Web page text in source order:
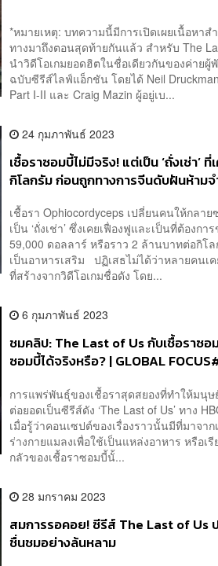
*หมายเหตุ: บทความนี้มีการเปิดเผยเนื้อหา
ทางมาถึงตอนสุดท้ายกันแล้ว สำหรับ The
นำวิดีโอเกมยอดฮิตในชื่อเดียวกันของค่าย
ฉบับซีรีส์ไลฟ์แอ็กชัน โดยได้ Neil
Part I-II และ Craig Mazin ผู้อยู่เบ...
24 กุมภาพันธ์ 2023
เชื้อราซอมบี้ไม่มีจริง! แต่เป็น ‘ถั่งเช่า’
กิโลกรัม ก่อนถูกทางการจีนดับฝันห้ามจ
เชื้อรา Ophiocordyceps เปลี่ยนคนให้กลา
เป็น ‘ถั่งเช่า’ ซึ่งเคยเฟื่องฟูและเป็นที่ต้องก
59,000 ดอลลาร์ หรือราว 2 ล้านบาทต่อกิโ
เป็นอาหารเสริม ปฏิเสธไม่ได้ว่าหลายคนเ
ที่สร้างจากวิดีโอเกมชื่อดัง โดย...
6 กุมภาพันธ์ 2023
ชมคลิป: The Last of Us กับเชื้อราซอ
ซอมบี้ได้จริงหรือ? | GLOBAL
การแพร่พันธุ์ของเชื้อราสุดสยองที่ทำให้มนุ
ต่อยอดเป็นซีรีส์ดัง ‘The Last of Us’ ทาง
เมื่อรู้ว่าคอนเซปต์ของเรื่องราวนั้นมีที่มาจา
ร่างกายแมลงเพื่อใช้เป็นแหล่งอาหาร หรือเ
กลัวของเชื้อราซอมบี้นั้...
28 มกราคม 2023
สมการรอคอย! ซีรีส์ The Last of Us
ชื่นชมอย่างล้นหลาม